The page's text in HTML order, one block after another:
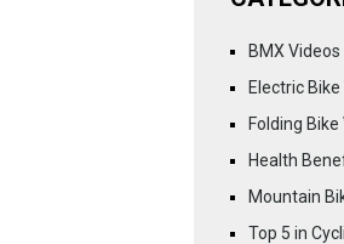
BMX Videos
Electric
Folding Bike
Health
Mountain
Top 5 in